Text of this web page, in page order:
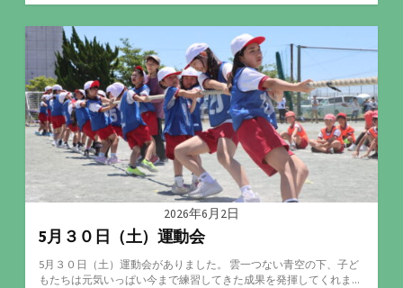
テ
ゴ
ー
2026年6月2日
5月３０日（土）運動会
5月３０日（土）運動会がありました。 雲一つない青空の下、子ど
もたちは元気いっぱい今まで練習してきた成果を発揮してくれま...